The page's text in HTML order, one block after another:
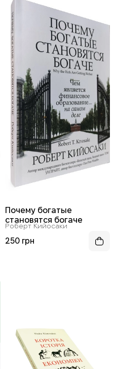
Почему богатые
становятся богаче
Роберт Кийосаки
250 грн